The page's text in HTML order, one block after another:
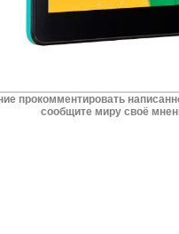
прокомментировать
сообщите миру своё